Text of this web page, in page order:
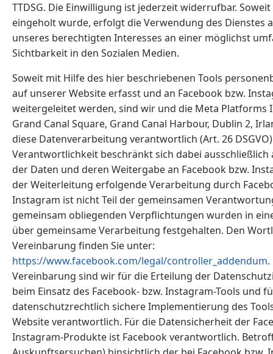
TTDSG. Die Einwilligung ist jederzeit widerrufbar.
eingeholt wurde, erfolgt die Verwendung des Dienstes
unseres berechtigten Interesses an einer möglichst
Sichtbarkeit in den Sozialen Medien.
Soweit mit Hilfe des hier beschriebenen Tools
auf unserer Website erfasst und an Facebook bzw.
weitergeleitet werden, sind wir und die Meta Platforms
Grand Canal Square, Grand Canal Harbour, Dublin 2,
diese Datenverarbeitung verantwortlich (Art. 26
Verantwortlichkeit beschränkt sich dabei ausschließlich
der Daten und deren Weitergabe an Facebook bzw.
der Weiterleitung erfolgende Verarbeitung durch
Instagram ist nicht Teil der gemeinsamen
gemeinsam obliegenden Verpflichtungen wurden in
über gemeinsame Verarbeitung festgehalten. Den
Vereinbarung finden Sie unter:
https://www.facebook.com/legal/controller_addendum
Vereinbarung sind wir für die Erteilung der
beim Einsatz des Facebook- bzw. Instagram-Tools und
datenschutzrechtlich sichere Implementierung des
Website verantwortlich. Für die Datensicherheit der
Instagram-Produkte ist Facebook verantwortlich.